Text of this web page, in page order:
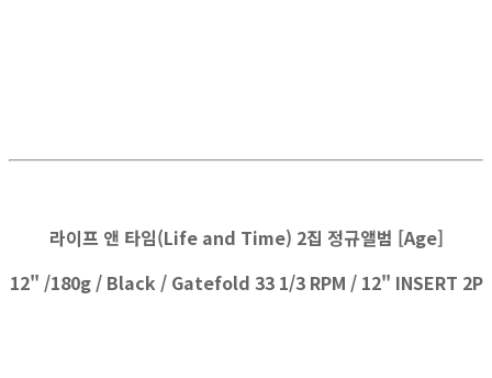
라이프 앤 타임(Life and Time) 2집 정규앨범 [Age]
12" /180g / Black / Gatefold 33 1/3 RPM / 12" INSERT 2P